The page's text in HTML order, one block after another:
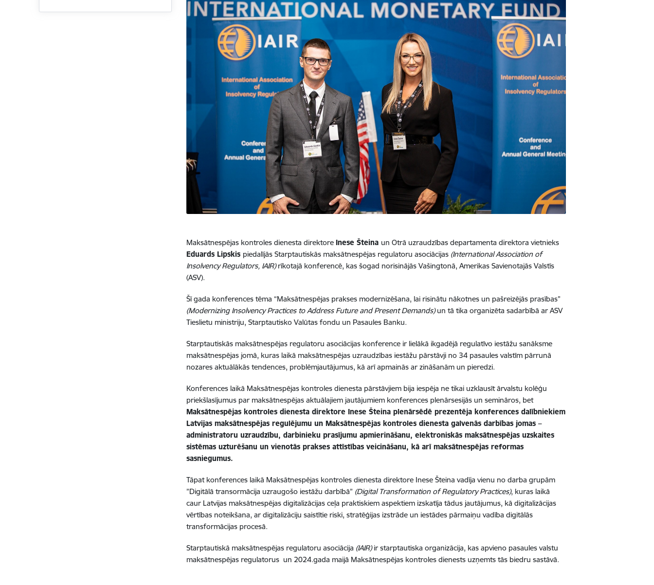
Maksātnespējas kontroles dienesta direktoreInese Šteina un Otrā uzraudzības departamenta direktora vietnieks
Eduards Lipskis piedalījās Starptautiskās maksātnespējas regulatoru asociācijas (International Association of
Insolvency Regulators, IAIR)rīkotajā konferencē, kas šogad norisinājās Vašingtonā, Amerikas Savienotajās Valstīs
(ASV).
Šī gada konferences tēma “Maksātnespējas prakses modernizēšana, lai risinātu nākotnes un pašreizējās prasības”
(Modernizing Insolvency Practices to Address Future and Present Demands)un tā tika organizēta sadarbībā arASV
Tieslietu ministriju, Starptautisko Valūtas fondu un Pasaules Banku.
Starptautiskās maksātnespējas regulatoru asociācijas konference ir lielākā ikgadējā regulatīvo iestāžu sanāksme
maksātnespējas jomā, kuras laikā maksātnespējas uzraudzības iestāžu pārstāvji no 34 pasaules valstīm pārrunā
nozares aktuālākās tendences, problēmjautājumus, kā arī apmainās ar zināšanām un pieredzi.
Konferences laikā Maksātnespējas kontroles dienesta pārstāvjiem bija iespēja ne tikai uzklausīt ārvalstu kolēģu
priekšlasījumus par maksātnespējas aktuālajiem jautājumiem konferences plenārsesijās un semināros, bet
Maksātnespējas kontroles dienesta direktore Inese Šteina plenārsēdē prezentēja konferences dalībniekiem
Latvijas maksātnespējas regulējumu un Maksātnespējas kontroles dienesta galvenās darbības jomas –
administratoru uzraudzību, darbinieku prasījumu apmierināšanu, elektroniskās maksātnespējas uzskaites
sistēmas uzturēšanu un vienotās prakses attīstības veicināšanu, kā arī maksātnespējas reformas
sasniegumus.
Tāpat konferences laikā Maksātnespējas kontroles dienesta direktore Inese Šteina vadīja vienu no darba grupām
”Digitālā transormācija uzraugošo iestāžu darbībā” (Digital Transformation of Regulatory Practices), kuras laikā
caur Latvijas maksātnespējas digitalizācijas ceļa praktiskiem aspektiem izskatīja tādus jautājumus, kā digitalizācijas
vērtības noteikšana, ar digitalizāciju saistītie riski, stratēģijas izstrāde un iestādes pārmaiņu vadība digitālās
transformācijas procesā.
Starptautiskā maksātnespējas regulatoru asociācija (IAIR)ir starptautiska organizācija, kas apvieno pasaules valstu
maksātnespējas regulatorus un 2024.gada maijā Maksātnespējas kontroles dienests uzņemts tās biedru sastāvā.